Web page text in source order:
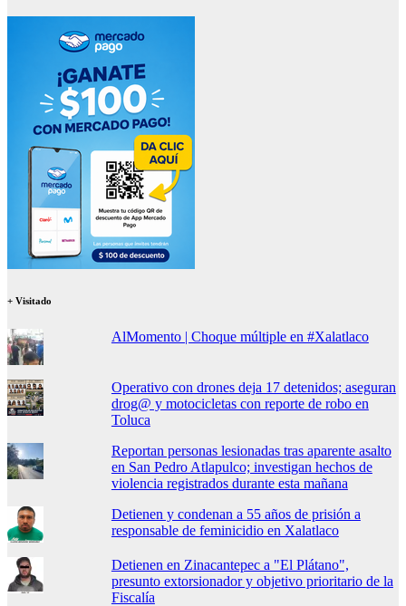
+ Visitado
AlMomento | Choque múltiple en #Xalatlaco
Operativo con drones deja 17 detenidos; aseguran
drog@ y motocicletas con reporte de robo en
Toluca
Reportan personas lesionadas tras aparente asalto
en San Pedro Atlapulco; investigan hechos de
violencia registrados durante esta mañana
Detienen y condenan a 55 años de prisión a
responsable de feminicidio en Xalatlaco
Detienen en Zinacantepec a "El Plátano",
presunto extorsionador y objetivo prioritario de la
Fiscalía